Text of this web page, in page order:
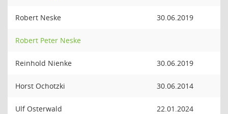
Robert Neske 30.06.2019
Robert Peter Neske
Reinhold Nienke 30.06.2019
Horst Ochotzki 30.06.2014
Ulf Osterwald 22.01.2024